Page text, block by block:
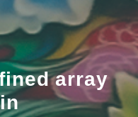
array